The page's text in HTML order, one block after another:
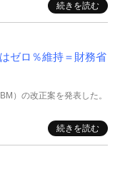
続きを読む
ゼロ％維持＝財務省
）の改正案を発表した。
続きを読む